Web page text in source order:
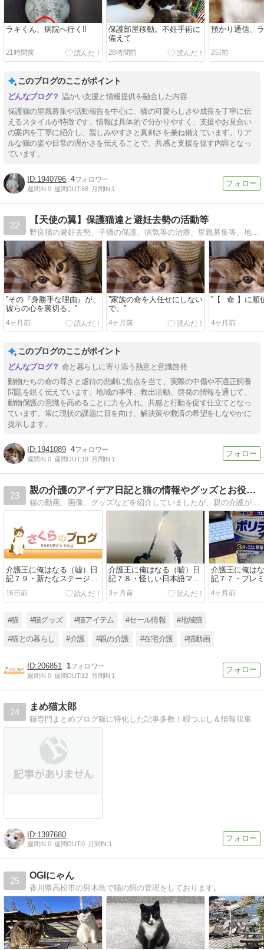
ラキくん、病院へ行く‼️
21時間前
保護部屋移動。不妊手術に
備えて
26時間前
預かり通信、
2日前
このブログのここがポイント
温かい支援と情報提供を融合した内容
保護猫の里親募集や活動報告を中心に、猫の可愛らしさや成長を丁寧に伝
えるスタイルが特徴です。情報は具体的で分かりやすく、支援やお見合い
の案内を丁寧に紹介し、親しみやすさと真剣さを兼ね備えています。リア
ルな猫の姿や日常の温かさを伝えることで、共感と支援を促す内容となっ
ています。
1940796 4
週間IN:0 週間OUT:68 月間IN:1
22
【天使の翼】保護猫達と避妊去勢の活動等
野良猫の避妊去勢、子猫の保護、病気等の治療、里親募集等、地域猫活動をしています。
”その『身勝手な理由』が、
彼らの心を裏切る。”
4ヶ月前
”家族の命を人任せにしない
で。”
4ヶ月前
”【⠀命 】に順
4ヶ月前
このブログのここがポイント
命と暮らしに寄り添う熱意と意識啓発
動物たちの命の尊さと虐待の悲劇に焦点を当て、実際の中傷や不適正飼養
問題を鋭く伝えています。地域の事件、救出活動、啓発の情報を通じて、
動物保護の意識を高めることに力を入れ、共感と行動を促す仕立てとなっ
ています。常に現状の課題に目を向け、解決策や救済の希望をしなやかに
提示します。
1941089 4
週間IN:0 週間OUT:19 月間IN:1
23
親の介護のアイデア日記と猫の情報やグッズとお役立ち商品の紹介
猫の動画、画像、グッズなどを紹介していましたが、親の介護が始まって記録に残すために介護日記も始めました。
介護王に俺はなる（嘘）日
記７９・新たなステージに
移行か
16日前
介護王に俺はなる（嘘）日
記７８・怪しい日本語マニ
ュアルのヘッジトリマー
3ヶ月前
介護王に俺は
記７７・プレ
4ヶ月前
#猫 #猫グッズ #猫アイテム #セール情報 #地域猫
#猫との暮らし #介護 #親の介護 #在宅介護 #猫動画
206851 1
週間IN:0 週間OUT:12 月間IN:1
24
まめ猫太郎
猫専門まとめブログ猫に特化した記事多数！暇つぶし＆情報収集
1397680
週間IN:0 週間OUT:0 月間IN:1
25
OGIにゃん
香川県高松市の男木島で猫の餌の管理をしております。